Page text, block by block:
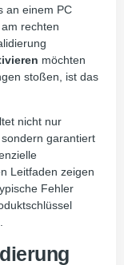
an einem PC
rechten
möchten
stoßen, ist das
nicht nur
garantiert
Leitfaden zeigen
Fehler